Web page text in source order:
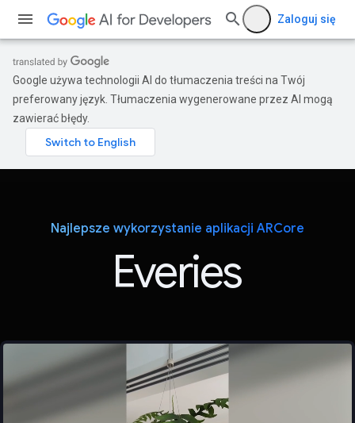
Zaloguj się
Google używa technologii AI do tłumaczenia treści na Twój
preferowany język. Tłumaczenia wygenerowane przez AI mogą
zawierać błędy.
Najlepsze wykorzystanie aplikacji ARCore
Everies